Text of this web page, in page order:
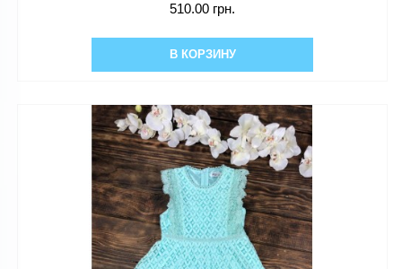
510.00 грн.
В КОРЗИНУ